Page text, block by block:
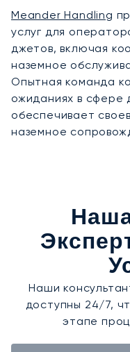
Meander Handling
услуг для
джетов, включая
наземное
Опытная команда
ожиданиях в сфере
обеспечивает
наземное
Наши
доступны 24/7,
этапе